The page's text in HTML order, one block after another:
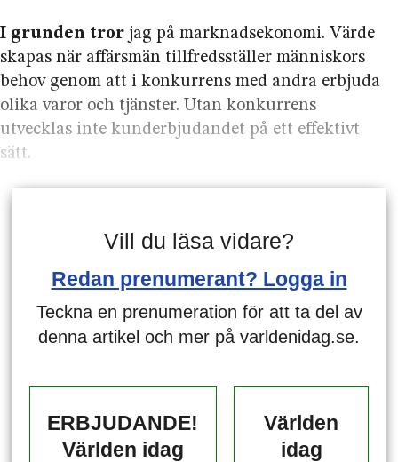
I grunden tror jag på marknadsekonomi. Värde
skapas när affärsmän tillfredsställer människors
behov genom att i konkurrens med andra erbjuda
olika varor och tjänster. Utan konkurrens
utvecklas inte kunderbjudandet på ett effektivt
sätt.
Vill du läsa vidare?
Redan prenumerant? Logga in
Teckna en prenumeration för att ta del av
denna artikel och mer på varldenidag.se.
ERBJUDANDE!
Världen idag
Världen
idag